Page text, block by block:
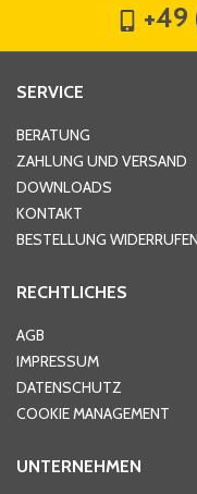
Hausnummer
Ort*
Telefon
+49
SERVICE
BERATUNG
ZAHLUNG UND VERSAND
DOWNLOADS
KONTAKT
BESTELLUNG WIDERRUFEN
RECHTLICHES
AGB
IMPRESSUM
DATENSCHUTZ
COOKIE MANAGEMENT
UNTERNEHMEN